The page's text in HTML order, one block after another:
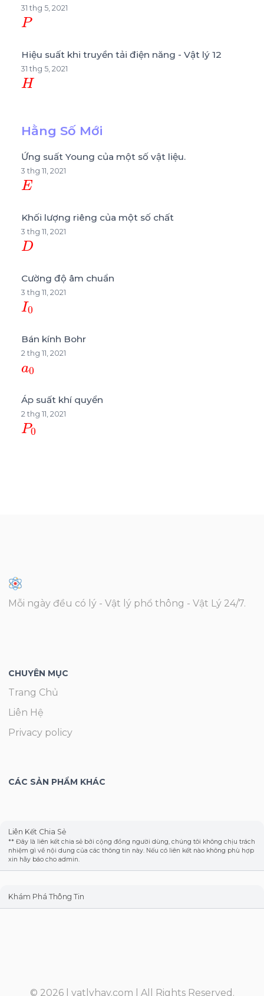
31 thg 5, 2021
P
Hiệu suất khi truyền tải điện năng - Vật lý 12
31 thg 5, 2021
H
Hằng Số Mới
Ứng suất Young của một số vật liệu.
3 thg 11, 2021
E
Khối lượng riêng của một số chất
3 thg 11, 2021
D
Cường độ âm chuẩn
3 thg 11, 2021
I0
Bán kính Bohr
2 thg 11, 2021
a0
Áp suất khí quyển
2 thg 11, 2021
P0
Mỗi ngày đều có lý - Vật lý phổ thông - Vật Lý 24/7.
CHUYÊN MỤC
Trang Chủ
Liên Hệ
Privacy policy
CÁC SẢN PHẨM KHÁC
Liên Kết Chia Sẻ
** Đây là liên kết chia sẻ bởi cộng đồng người dùng, chúng tôi không chịu trách
nhiệm gì về nội dung của các thông tin này. Nếu có liên kết nào không phù hợp
xin hãy báo cho admin.
Khám Phá Thông Tin
© 2026 | vatlyhay.com | All Rights Reserved.